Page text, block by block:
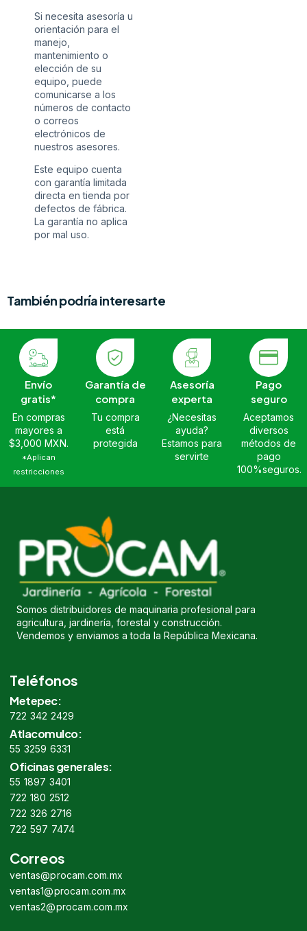
Si necesita asesoría u
orientación para el
manejo,
mantenimiento o
elección de su
equipo, puede
comunicarse a los
números de contacto
o correos
electrónicos de
nuestros asesores.
Este equipo cuenta
con garantía limitada
directa en tienda por
defectos de fábrica.
La garantía no aplica
por mal uso.
También podría interesarte
Envío
gratis*
En compras
mayores a
$3,000 MXN.
*Aplican
restricciones
Garantía de
compra
Tu compra
está
protegida
Asesoría
experta
¿Necesitas
ayuda?
Estamos para
servirte
Pago
seguro
Aceptamos
diversos
métodos de
pago
100%seguros.
Somos distribuidores de maquinaria profesional para
agricultura, jardinería, forestal y construcción.
Vendemos y enviamos a toda la República Mexicana.
Teléfonos
Metepec:
722 342 2429
Atlacomulco:
55 3259 6331
Oficinas generales:
55 1897 3401
722 180 2512
722 326 2716
722 597 7474
Correos
ventas@procam.com.mx
ventas1@procam.com.mx
ventas2@procam.com.mx